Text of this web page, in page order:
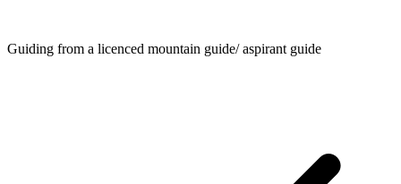
Guiding from a licenced mountain guide/ aspirant guide